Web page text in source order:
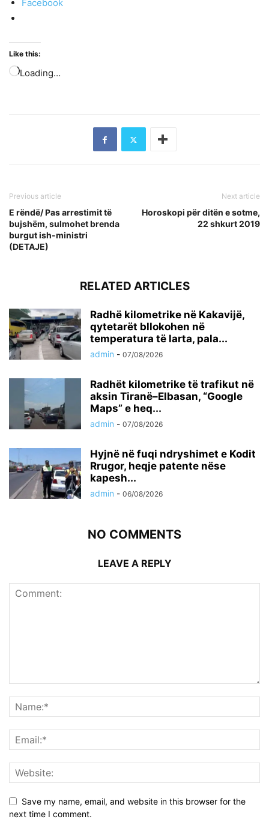
Facebook
Like this:
Loading…
Previous article
E rëndë/ Pas arrestimit të
bujshëm, sulmohet brenda
burgut ish-ministri
(DETAJE)
Next article
Horoskopi për ditën e sotme,
22 shkurt 2019
RELATED ARTICLES
Radhë kilometrike në Kakavijë,
qytetarët bllokohen në
temperatura të larta, pala...
admin - 07/08/2026
Radhët kilometrike të trafikut në
aksin Tiranë–Elbasan, “Google
Maps” e heq...
admin - 07/08/2026
Hyjnë në fuqi ndryshimet e Kodit
Rrugor, heqje patente nëse
kapesh...
admin - 06/08/2026
NO COMMENTS
LEAVE A REPLY
Save my name, email, and website in this browser for the
next time I comment.